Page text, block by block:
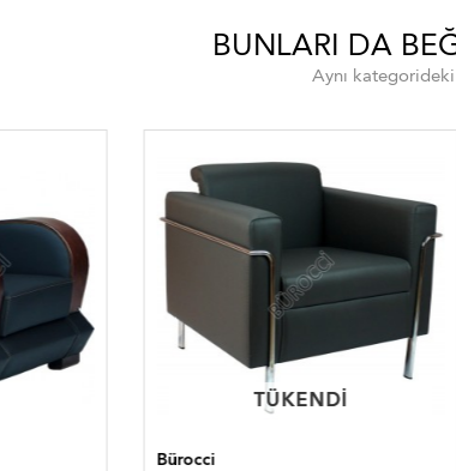
BUNLARI DA
Aynı
TÜKENDI
TÜKENDI
Bürocci